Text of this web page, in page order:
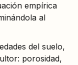
empírica
al
del suelo,
porosidad,